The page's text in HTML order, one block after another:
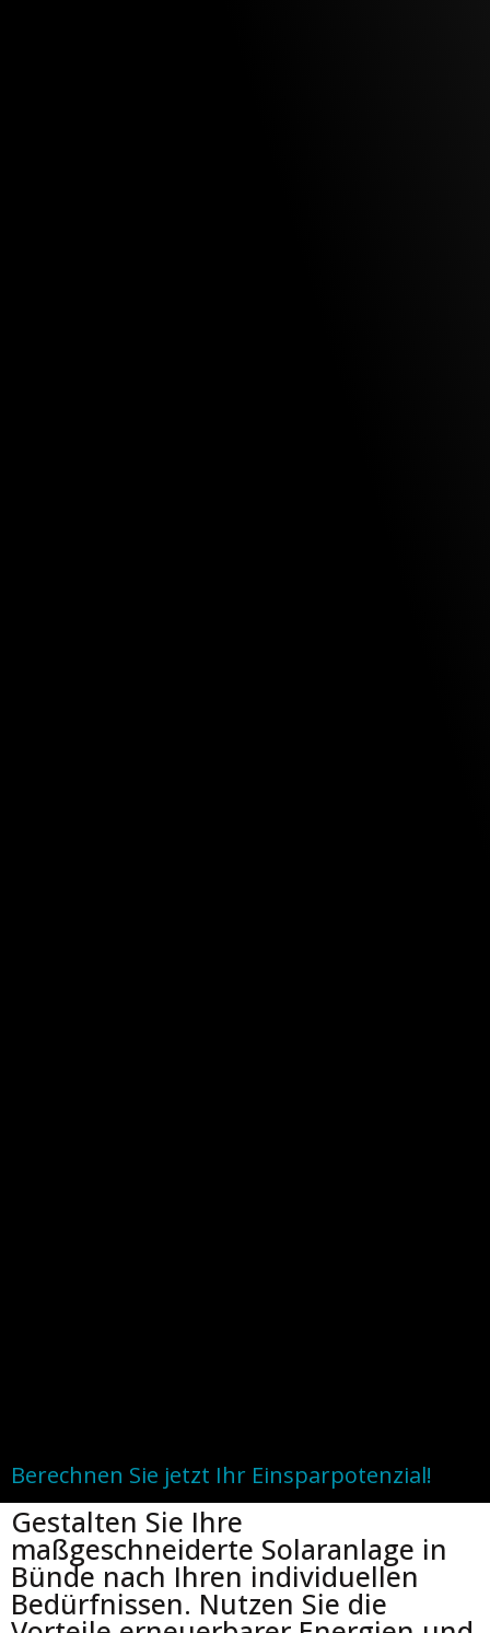
Berechnen Sie jetzt Ihr Einsparpotenzial!
Gestalten Sie Ihre
maßgeschneiderte Solaranlage in
Bünde nach Ihren individuellen
Bedürfnissen. Nutzen Sie die